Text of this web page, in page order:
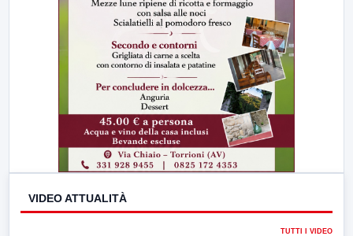
VIDEO ATTUALITÀ
TUTTI I VIDEO